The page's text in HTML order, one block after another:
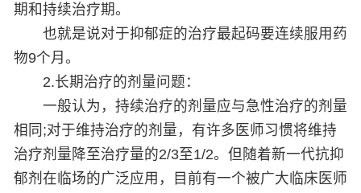
期和持续治疗期。
也就是说对于抑郁症的治疗最起码要连续服用药
物9个月。
2.长期治疗的剂量问题：
一般认为，持续治疗的剂量应与急性治疗的剂量
相同;对于维持治疗的剂量，有许多医师习惯将维持
治疗剂量降至治疗量的2/3至1/2。但随着新一代抗抑
郁剂在临场的广泛应用，目前有一个被广大临床医师